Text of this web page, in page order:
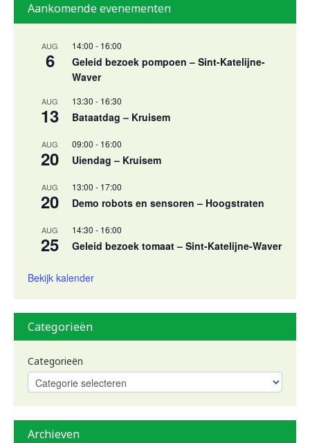
Aankomende evenementen
AUG
6
14:00 - 16:00
Geleid bezoek pompoen – Sint-Katelijne-
Waver
AUG
13
13:30 - 16:30
Bataatdag – Kruisem
AUG
20
09:00 - 16:00
Uiendag – Kruisem
AUG
20
13:00 - 17:00
Demo robots en sensoren – Hoogstraten
AUG
25
14:30 - 16:00
Geleid bezoek tomaat – Sint-Katelijne-Waver
Bekijk kalender
Categorieën
Categorieën
Archieven